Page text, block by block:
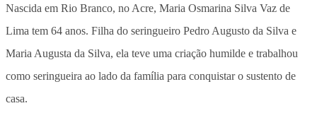
Nascida em Rio Branco, no Acre, Maria Osmarina Silva Vaz de
Lima tem 64 anos. Filha do seringueiro Pedro Augusto da Silva e
Maria Augusta da Silva, ela teve uma criação humilde e trabalhou
como seringueira ao lado da família para conquistar o sustento de
casa.